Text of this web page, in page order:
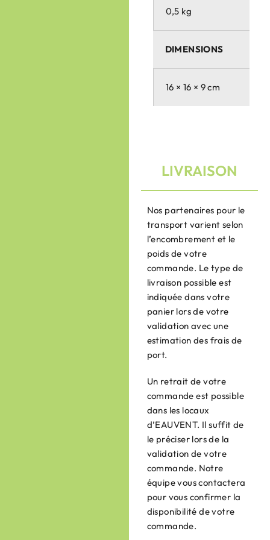
0,5 kg
DIMENSIONS
16 × 16 × 9 cm
LIVRAISON
Nos partenaires pour le
transport varient selon
l’encombrement et le
poids de votre
commande. Le type de
livraison possible est
indiquée dans votre
panier lors de votre
validation avec une
estimation des frais de
port.
Un retrait de votre
commande est possible
dans les locaux
d’EAUVENT. Il suffit de
le préciser lors de la
validation de votre
commande. Notre
équipe vous contactera
pour vous confirmer la
disponibilité de votre
commande.